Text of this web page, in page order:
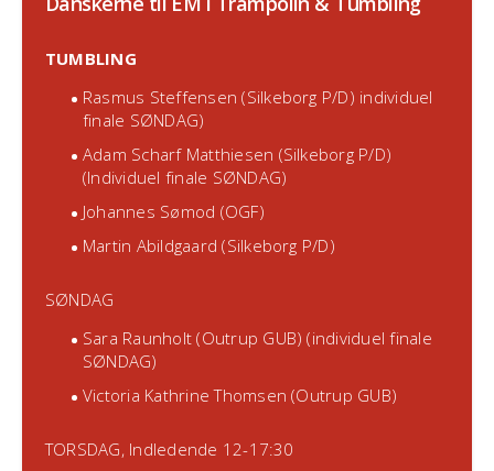
TUMBLING
Rasmus Steffensen (Silkeborg P/D) individuel
finale SØNDAG)
Adam Scharf Matthiesen (Silkeborg P/D)
(Individuel finale SØNDAG)
Johannes Sømod (OGF)
Martin Abildgaard (Silkeborg P/D)
SØNDAG
Sara Raunholt (Outrup GUB) (individuel finale
SØNDAG)
Victoria Kathrine Thomsen (Outrup GUB)
TORSDAG, Indledende 12-17:30